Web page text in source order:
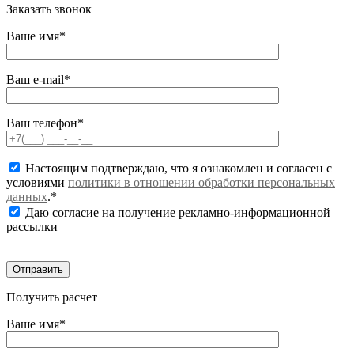
Заказать звонок
Ваше имя*
Ваш e-mail*
Ваш телефон*
Настоящим подтверждаю, что я ознакомлен и согласен с
условиями политики в отношении обработки персональных
данных.*
Даю согласие на получение рекламно-информационной
рассылки
Получить расчет
Ваше имя*